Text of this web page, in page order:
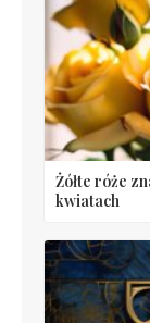
Żółte róże
kwiatach